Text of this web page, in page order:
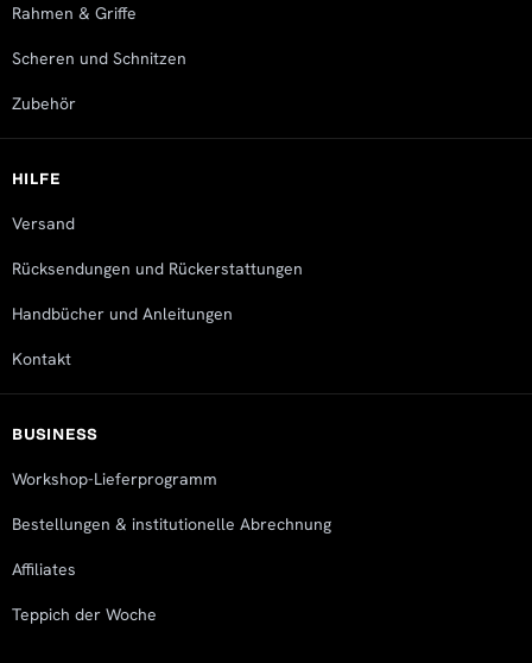
Rahmen & Griffe
Scheren und Schnitzen
Zubehör
HILFE
Versand
Rücksendungen und Rückerstattungen
Handbücher und Anleitungen
Kontakt
BUSINESS
Workshop-Lieferprogramm
Bestellungen & institutionelle Abrechnung
Affiliates
Teppich der Woche